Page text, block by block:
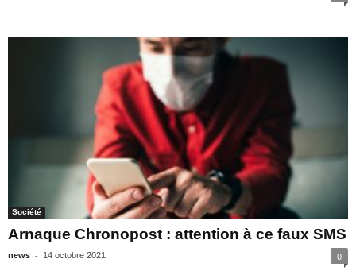
Société
Arnaque Chronopost : attention à ce faux SMS
news - 14 octobre 2021 0